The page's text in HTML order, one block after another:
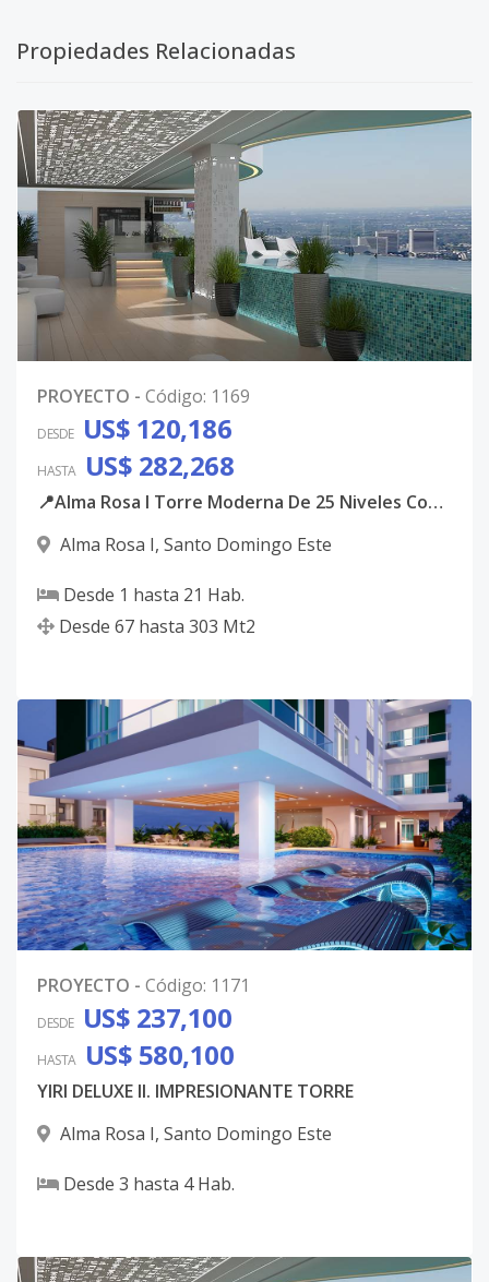
Propiedades Relacionadas
PROYECTO - Código: 1169
DESDE US$ 120,186
HASTA US$ 282,268
📍Alma Rosa I Torre Moderna De 25 Niveles Con Apartamentos De 1 2 Y 3 Habitaciones
Alma Rosa I, Santo Domingo Este
Desde 1 hasta 21 Hab.
Desde 67 hasta 303 Mt2
PROYECTO - Código: 1171
DESDE US$ 237,100
HASTA US$ 580,100
YIRI DELUXE II. IMPRESIONANTE TORRE
Alma Rosa I, Santo Domingo Este
Desde 3 hasta 4Hab.